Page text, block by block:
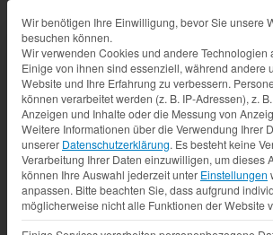
Datenschutz-Präferenz
Wir benötigen Ihre Einwilligung, bevor Sie unsere
besuchen können.
Wir verwenden Cookies und andere Technologien
Einige von ihnen sind essenziell, während andere
Website und Ihre Erfahrung zu verbessern.
können verarbeitet werden (z. B. IP-Adressen), z.
Anzeigen und Inhalte oder die Messung von
Weitere Informationen über die Verwendung Ihrer
unserer Datenschutzerklärung. Es besteht keine
Verarbeitung Ihrer Daten einzuwilligen, um dieses
können Ihre Auswahl jederzeit unter Einstellungen
anpassen. Bitte beachten Sie, dass aufgrund
möglicherweise nicht alle Funktionen der Website